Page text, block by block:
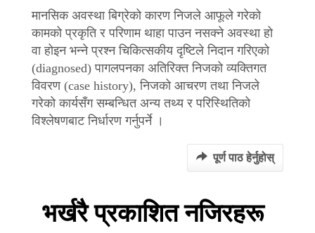
मानसिक अवस्था बिग्रेको कारण निजले आफूले गरेको
कामको प्रकृति र परिणाम थाहा पाउन नसक्ने अवस्था हो
वा होइन भन्ने प्रश्न चिकित्सकीय दृष्टिले निदान गरिएको
(diagnosed) पागलपनका अतिरिक्त निजको व्यक्तिगत
विवरण (case history), निजको आचरण तथा निजले
गरेको कार्यसँग सम्बन्धित अन्य तथ्य र परिस्थितिको
विश्लेषणबाट निर्धारण गर्नुपर्ने ।
पूर्ण पाठ हेर्नुहोस्
भर्खरै प्रकाशित नजिरहरू